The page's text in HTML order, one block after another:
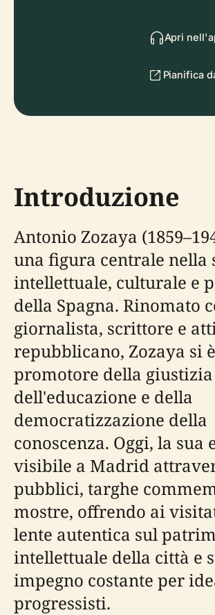
Apri
Pianifica
Introduzione
Antonio Zozaya
una figura centrale nella
intellettuale, culturale e
della Spagna. Rinomato
giornalista, scrittore e
repubblicano, Zozaya si
promotore della giustizia
dell'educazione e della
democratizzazione della
conoscenza. Oggi, la sua
visibile a Madrid
pubblici, targhe
mostre, offrendo ai
lente autentica sul
intellettuale della città e
impegno costante per
progressisti.